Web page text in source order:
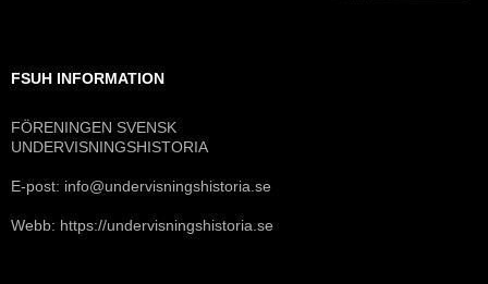
FSUH INFORMATION
FÖRENINGEN SVENSK
UNDERVISNINGSHISTORIA
E-post: info@undervisningshistoria.se
Webb: https://undervisningshistoria.se